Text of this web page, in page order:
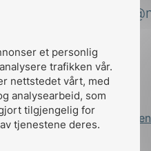
et personlig
trafikken vår.
nettstedet vårt, med
analysearbeid, som
tilgjengelig for
tjenestene deres.
developed by Stem